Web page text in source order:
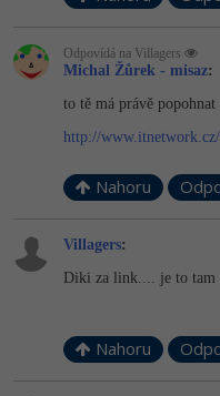
Odpovídá na ­Villagers
Michal Žůrek - misaz:
to tě má právě popohnat
http://
Nahoru
­Villagers:
Diki za link.... je to tam
Nahoru